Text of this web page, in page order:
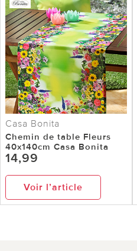
Casa Bonita
Chemin de table Fleurs
40x140cm Casa Bonita
14,99
Voir l’article